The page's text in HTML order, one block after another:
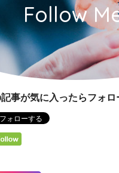
Follow
記事が気に入ったらフォロ